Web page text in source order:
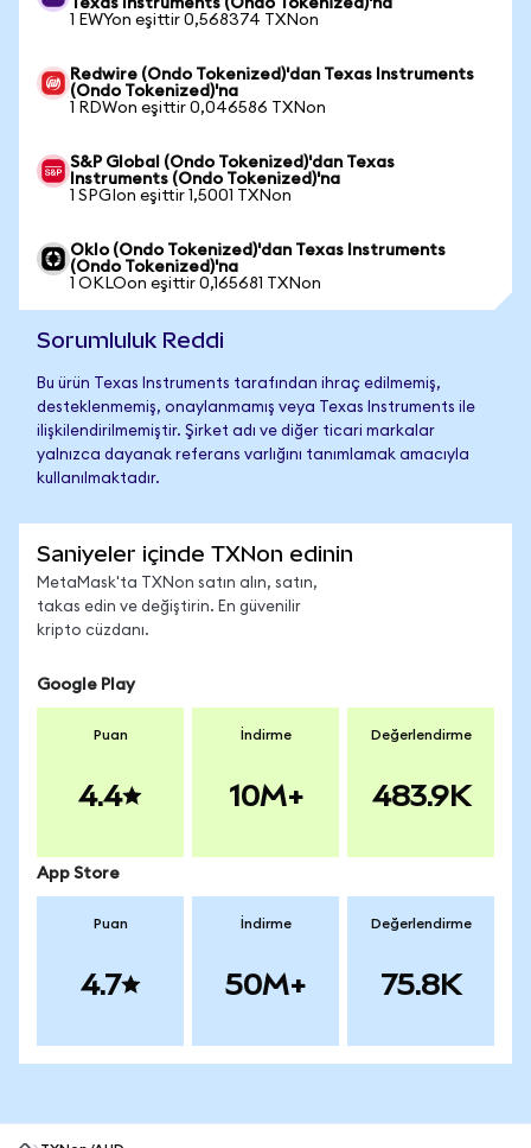
Texas Instruments (Ondo Tokenized)'na
1 EWYon eşittir 0,568374 TXNon
Redwire (Ondo Tokenized)'dan Texas Instruments
(Ondo Tokenized)'na
1 RDWon eşittir 0,046586 TXNon
S&P Global (Ondo Tokenized)'dan Texas
Instruments (Ondo Tokenized)'na
1 SPGIon eşittir 1,5001 TXNon
Oklo (Ondo Tokenized)'dan Texas Instruments
(Ondo Tokenized)'na
1 OKLOon eşittir 0,165681 TXNon
Sorumluluk Reddi
Bu ürün Texas Instruments tarafından ihraç edilmemiş,
desteklenmemiş, onaylanmamış veya Texas Instruments ile
ilişkilendirilmemiştir. Şirket adı ve diğer ticari markalar
yalnızca dayanak referans varlığını tanımlamak amacıyla
kullanılmaktadır.
Saniyeler içinde TXNon edinin
MetaMask'ta TXNon satın alın, satın,
takas edin ve değiştirin. En güvenilir
kripto cüzdanı.
Google Play
Puan
4.4
İndirme
10M+
Değerlendirme
483.9K
App Store
Puan
4.7
İndirme
50M+
Değerlendirme
75.8K